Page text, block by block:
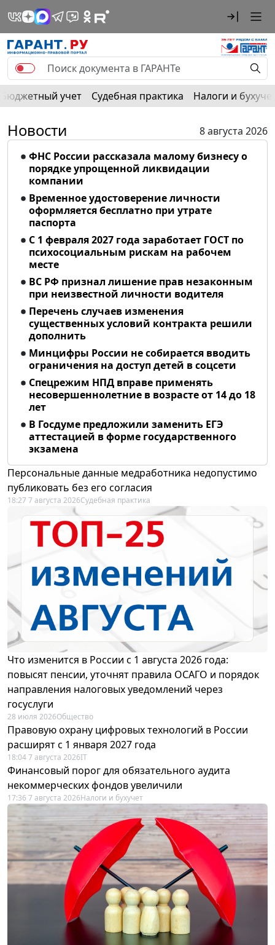
Бюджетный учет Судебная практика Налоги и
Новости
8 августа 2026
ФНС России рассказала малому бизнесу о
порядке упрощенной ликвидации
компании
Временное удостоверение личности
оформляется бесплатно при утрате
паспорта
С 1 февраля 2027 года заработает ГОСТ по
психосоциальным рискам на рабочем
месте
ВС РФ признал лишение прав незаконным
при неизвестной личности водителя
Перечень случаев изменения
существенных условий контракта решили
дополнить
Минцифры России не собирается вводить
ограничения на доступ детей в соцсети
Спецрежим НПД вправе применять
несовершеннолетние в возрасте от 14 до 18
лет
В Госдуме предложили заменить ЕГЭ
аттестацией в форме государственного
экзамена
Персональные данные медработника недопустимо
публиковать без его согласия
18:27 7 августа 2026Судебная практика
Что изменится в России с 1 августа 2026 года:
повысят пенсии, уточнят правила ОСАГО и порядок
направления налоговых уведомлений через
госуслуги
28 июля 2026Общество
Правовую охрану цифровых технологий в России
расширят с 1 января 2027 года
18:04 7 августа 2026IT
Финансовый порог для обязательного аудита
некоммерческих фондов увеличили
17:36 7 августа 2026Налоги и бухучет